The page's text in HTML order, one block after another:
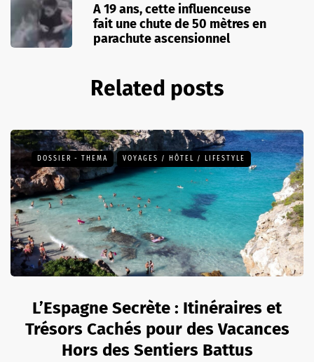
A 19 ans, cette influenceuse
fait une chute de 50 mètres en
parachute ascensionnel
Related posts
DOSSIER - THEMA VOYAGES / HÔTEL / LIFESTYLE
L’Espagne Secrète : Itinéraires et
Trésors Cachés pour des Vacances
Hors des Sentiers Battus